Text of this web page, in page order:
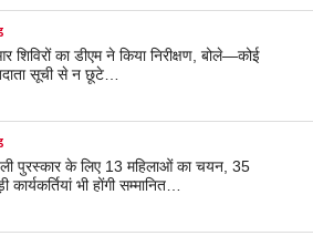
का डीएम ने किया निरीक्षण, बोले—कोई
सूची से न छूटे…
पुरस्कार के लिए 13 महिलाओं का चयन, 35
कार्यकर्तियां भी होंगी सम्मानित…